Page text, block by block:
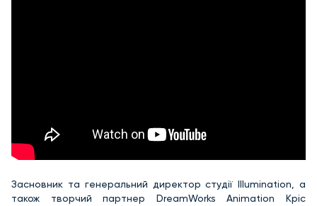
Засновник та генеральний директор студії Illumination, а
також творчий партнер DreamWorks Animation Кріс